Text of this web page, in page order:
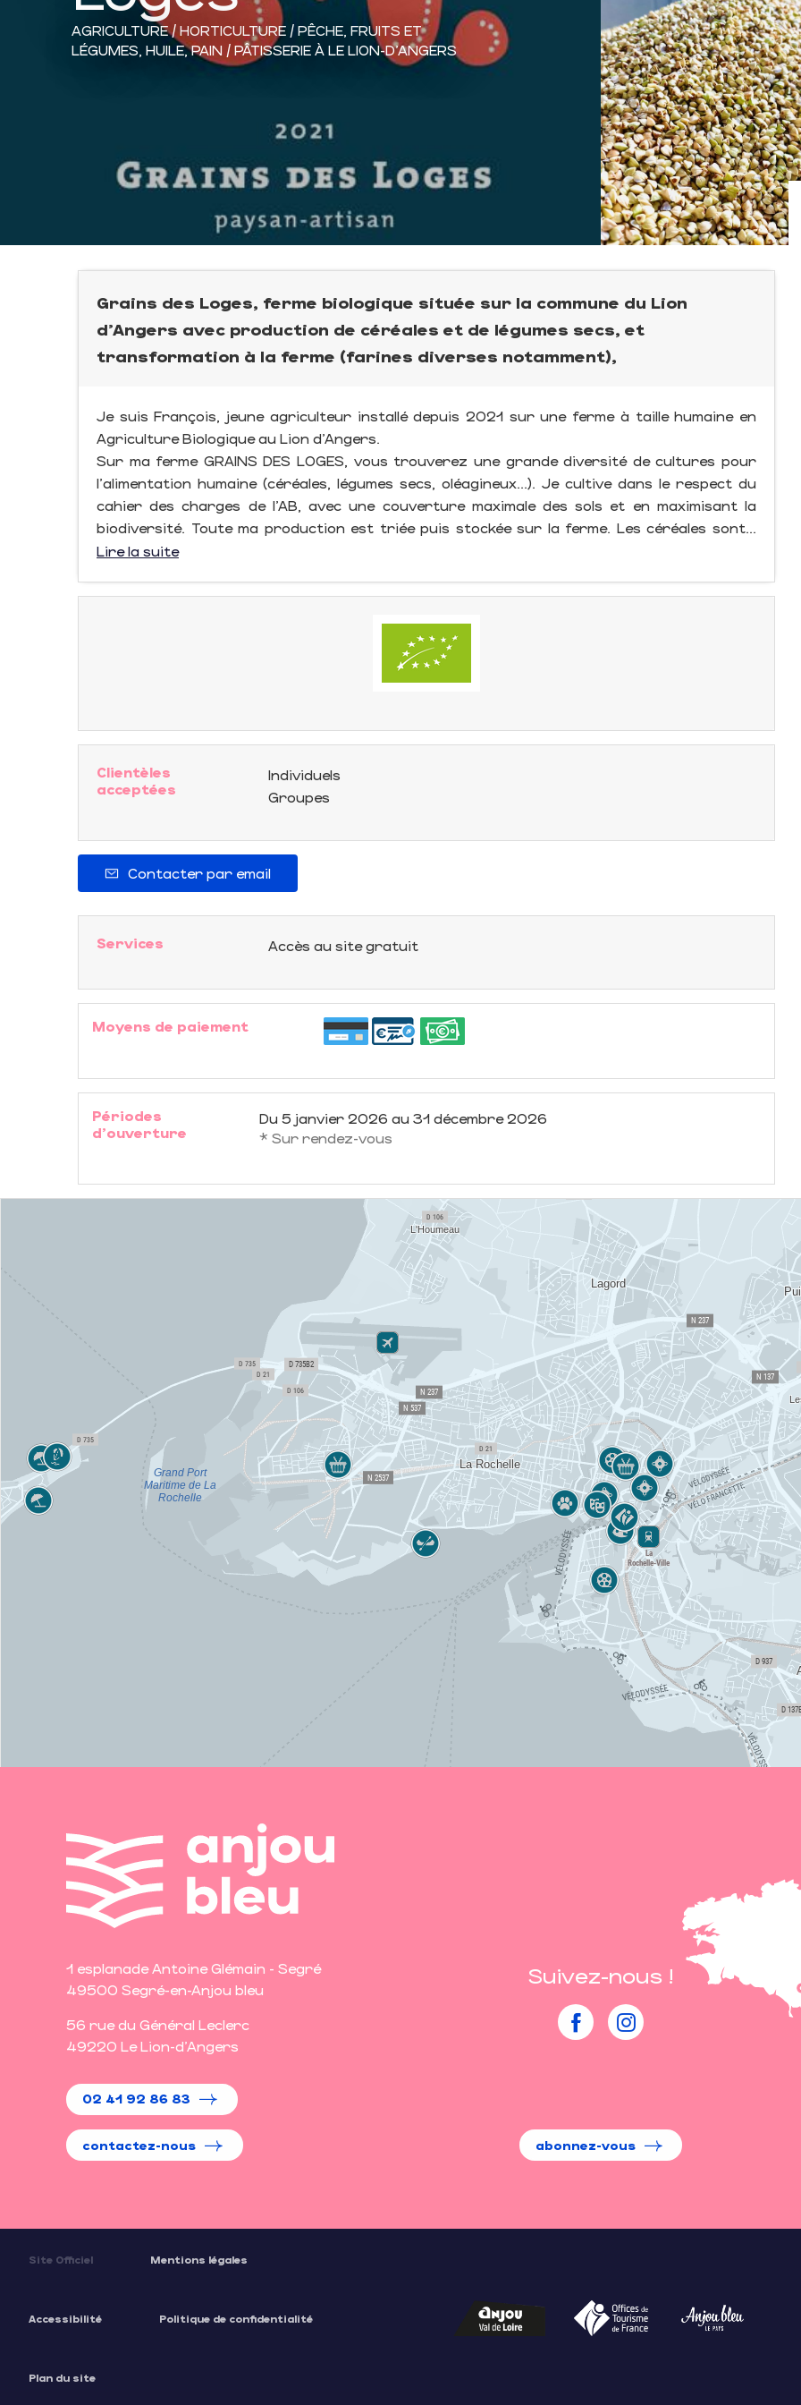
AGRICULTURE / HORTICULTURE / PÊCHE, FRUITS ET
LÉGUMES, HUILE,PAIN / PÂTISSERIE À LE LION-D'ANGERS
Grains des Loges, ferme biologique située sur la commune du Lion
d'Angers avec production de céréales et de légumes secs, et
transformation à la ferme (farines diverses notamment),
Je suis François, jeune agriculteur installé depuis 2021 sur une ferme à taille humaine en
Agriculture Biologique au Lion d'Angers.
Sur ma ferme GRAINS DES LOGES, vous trouverez une grande diversité de cultures pour
l'alimentation humaine (céréales, légumes secs, oléagineux...). Je cultive dans le respect du
cahier des charges de l'AB, avec une couverture maximale des sols et en maximisant la
biodiversité. Toute ma production est triée puis stockée sur la ferme. Les céréales sont...
Lire la suite
Clientèles
acceptées
Individuels
Groupes
Contacter par email
Services Accès au site gratuit
Moyens de paiement
Périodes
d'ouverture
Du 5 janvier 2026 au 31 décembre 2026
* Sur rendez-vous
1 esplanade Antoine Glémain - Segré
49500 Segré-en-Anjou bleu
56 rue du Général Leclerc
49220 Le Lion-d'Angers
02 41 92 86 83
contactez-nous
Suivez-nous !
abonnez-vous
Site Officiel Mentions légales
Accessibilité Politique de confidentialité
Plan du site